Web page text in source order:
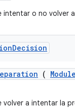
intentar o no volver
Decision
( Module
volver a intentar la